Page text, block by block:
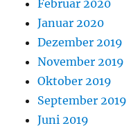
Februar 2020
Januar 2020
Dezember 2019
November 2019
Oktober 2019
September 2019
Juni 2019